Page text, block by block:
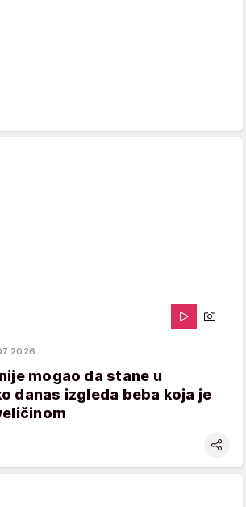
mogao da stane u
danas izgleda beba koja je